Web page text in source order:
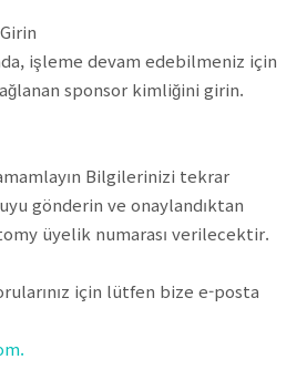
işleme devam edebilmeniz için
sponsor kimliğini girin.
Bilgilerinizi tekrar
gönderin ve onaylandıktan
üyelik numarası verilecektir.
için lütfen bize e-posta